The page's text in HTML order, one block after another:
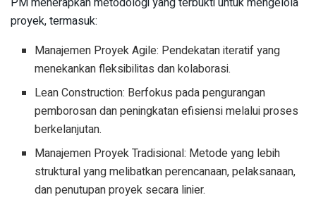
proyek, termasuk:
Manajemen Proyek Agile: Pendekatan iteratif yang
menekankan fleksibilitas dan kolaborasi.
Lean Construction: Berfokus pada pengurangan
pemborosan dan peningkatan efisiensi melalui proses
berkelanjutan.
Manajemen Proyek Tradisional: Metode yang lebih
struktural yang melibatkan perencanaan, pelaksanaan,
dan penutupan proyek secara linier.